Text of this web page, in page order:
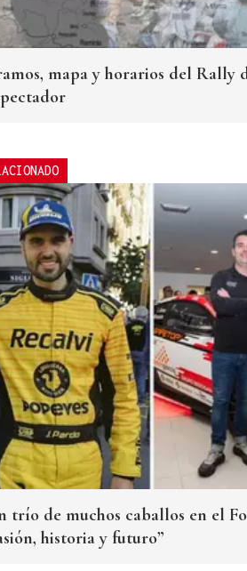
mapa y horarios del Rally
trío de muchos caballos en el
historia y futuro”